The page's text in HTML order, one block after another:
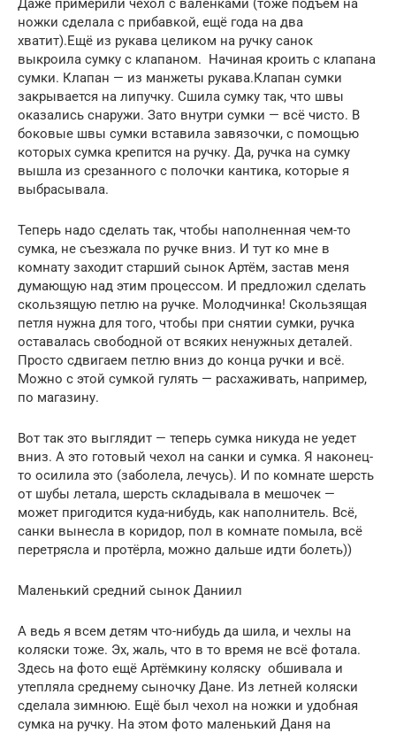
Даже примерили чехол с валенками (тоже подъём на
ножки сделала с прибавкой, ещё года на два
хватит).Ещё из рукава целиком на ручку санок
выкроила сумку с клапаном. Начиная кроить с клапана
сумки. Клапан — из манжеты рукава.Клапан сумки
закрывается на липучку. Сшила сумку так, что швы
оказались снаружи. Зато внутри сумки — всё чисто. В
боковые швы сумки вставила завязочки, с помощью
которых сумка крепится на ручку. Да, ручка на сумку
вышла из срезанного с полочки кантика, которые я
выбрасывала.
Теперь надо сделать так, чтобы наполненная чем-то
сумка, не съезжала по ручке вниз. И тут ко мне в
комнату заходит старший сынок Артём, застав меня
думающую над этим процессом. И предложил сделать
скользящую петлю на ручке. Молодчинка! Скользящая
петля нужна для того, чтобы при снятии сумки, ручка
оставалась свободной от всяких ненужных деталей.
Просто сдвигаем петлю вниз до конца ручки и всё.
Можно с этой сумкой гулять — расхаживать, например,
по магазину.
Вот так это выглядит — теперь сумка никуда не уедет
вниз. А это готовый чехол на санки и сумка. Я наконец-
то осилила это (заболела, лечусь). И по комнате шерсть
от шубы летала, шерсть складывала в мешочек —
может пригодится куда-нибудь, как наполнитель. Всё,
санки вынесла в коридор, пол в комнате помыла, всё
перетрясла и протёрла, можно дальше идти болеть))
Маленький средний сынок Даниил
А ведь я всем детям что-нибудь да шила, и чехлы на
коляски тоже. Эх, жаль, что в то время не всё фотала.
Здесь на фото ещё Артёмкину коляску обшивала и
утепляла среднему сыночку Дане. Из летней коляски
сделала зимнюю. Ещё был чехол на ножки и удобная
сумка на ручку. На этом фото маленький Даня на